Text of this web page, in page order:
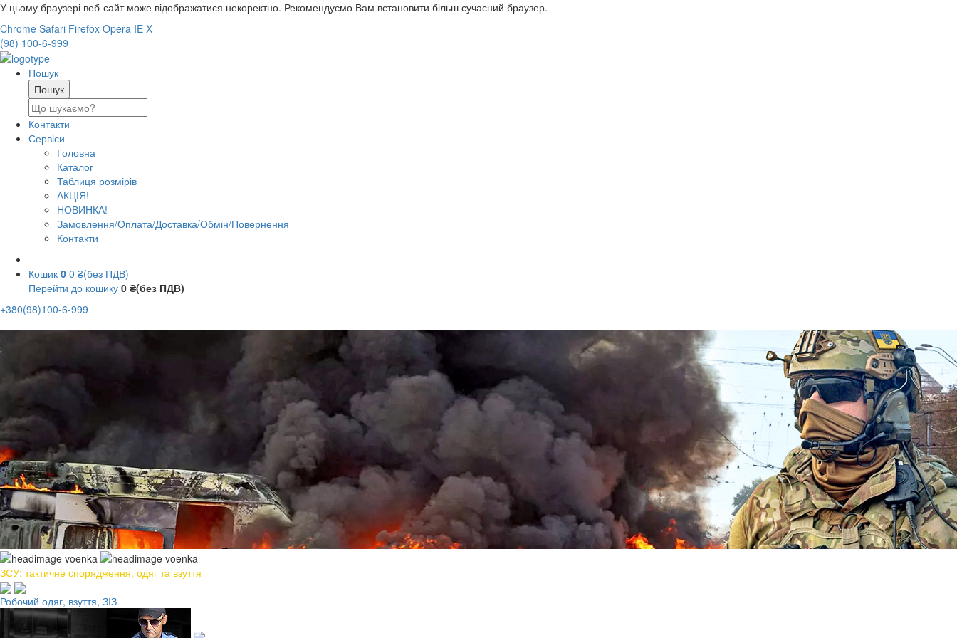
У цьому браузері веб-сайт може відображатися некоректно. Рекомендуємо Вам встановити більш сучасний браузер.
Chrome Safari Firefox Opera IE X
(98) 100-6-999
Пошук
Контакти
Сервіси
Головна
Каталог
Таблиця розмірів
АКЦІЯ!
НОВИНКА!
Замовлення/Оплата/Доставка/Обмін/Повернення
Контакти
Кошик 0 0 ₴(без ПДВ)
Перейти до кошику 0 ₴(без ПДВ)
+380(98)100-6-999
ЗСУ: тактичне спорядження, одяг та взуття
Робочий одяг, взуття, ЗІЗ